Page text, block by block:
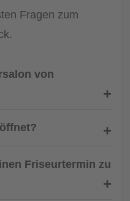
Fragen zum
von
Friseurtermin zu